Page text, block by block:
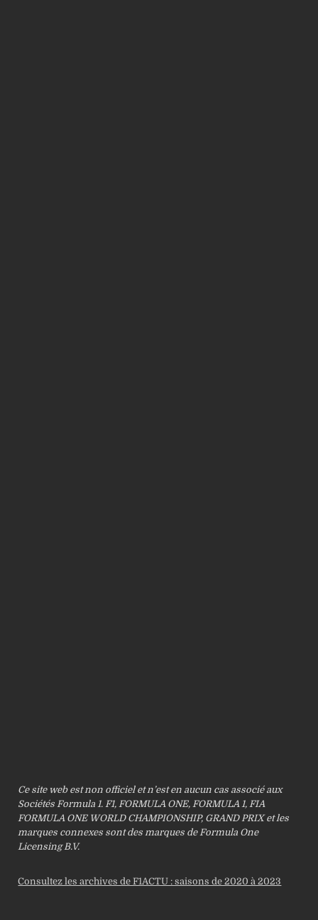
Ce site web est non officiel et n’est en aucun cas associé aux
Sociétés Formula 1. F1, FORMULA ONE, FORMULA 1, FIA
FORMULA ONE WORLD CHAMPIONSHIP, GRAND PRIX et les
marques connexes sont des marques de Formula One
Licensing B.V.
Consultez les archives de F1ACTU : saisons de 2020 à 2023